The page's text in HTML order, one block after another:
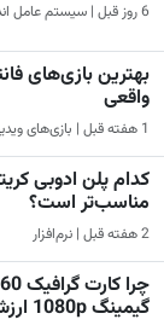
6 روز قبل | سیستم عامل اندروید
واقعی
1 هفته قبل | بازی‌های ویدیویی
کدام پلن ادوبی
مناسب‌تر است؟
2 هفته قبل | نرم‌افزار
گیمینگ 1080p ارزش خرید دارد؟